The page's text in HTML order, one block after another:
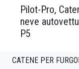
Pilot-Pro,
neve
P5
CATENE PER